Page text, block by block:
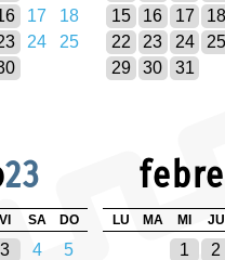
17
18
24
25
15
16 17 18
22
23 24 25
29
30 31
23
VI SA DO
3 4
5
LU MA MI JU
1 2